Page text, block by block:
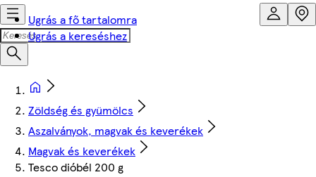
Ugrás a fő tartalomra
Ugrás a kereséshez
Zöldség és gyümölcs
Aszalványok, magvak és keverékek
Magvak és keverékek
Tesco dióbél 200 g